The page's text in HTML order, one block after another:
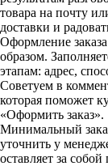
товара на почту
доставки и
Оформление
образом.
этапам: адрес,
Советуем в
которая поможет
«Оформить заказ».
Минимальный
уточнить у
оставляет за